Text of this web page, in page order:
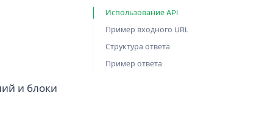
и блоки
Использование API
Пример входного URL
Структура ответа
Пример ответа